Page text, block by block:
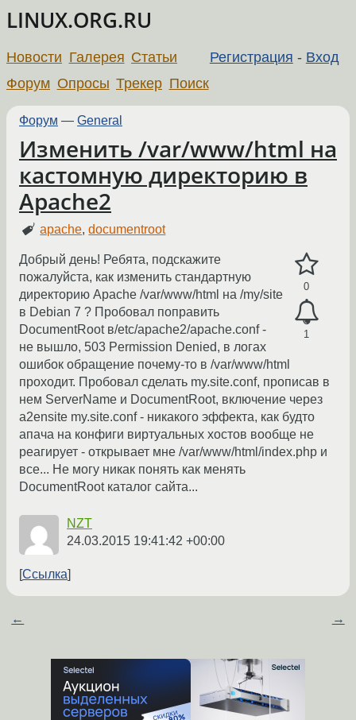
LINUX.ORG.RU
Регистрация - Вход
Новости Галерея Статьи
Форум Опросы Трекер Поиск
Форум — General
Изменить /var/www/html на
кастомную директорию в
Apache2
apache,documentroot
0
1
Добрый день! Ребята, подскажите
пожалуйста, как изменить стандартную
директорию Apache /var/www/html на /my/site
в Debian 7 ? Пробовал поправить
DocumentRoot в/etc/apache2/apache.conf -
не вышло, 503 Permission Denied, в логах
ошибок обращение почему-то в /var/www/html
проходит. Пробовал сделать my.site.conf, прописав в
нем ServerName и DocumentRoot, включение через
a2ensite my.site.conf - никакого эффекта, как будто
апача на конфиги виртуальных хостов вообще не
реагирует - открывает мне /var/www/html/index.php и
все... Не могу никак понять как менять
DocumentRoot каталог сайта...
NZT
24.03.2015 19:41:42 +00:00
Ссылка
← →